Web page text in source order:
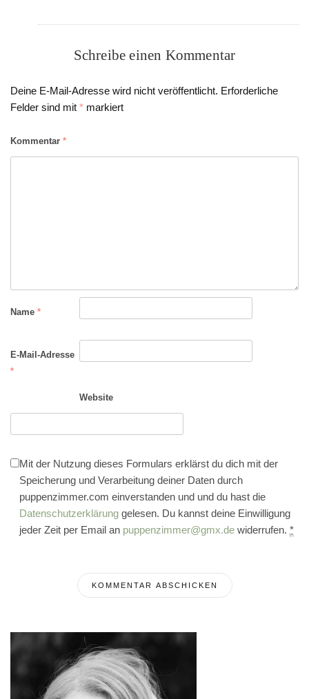
Schreibe einen Kommentar
Deine E-Mail-Adresse wird nicht veröffentlicht. Erforderliche
Felder sind mit * markiert
Kommentar *
Name *
E-Mail-Adresse
*
Website
Mit der Nutzung dieses Formulars erklärst du dich mit der
Speicherung und Verarbeitung deiner Daten durch
puppenzimmer.com einverstanden und und du hast die
Datenschutzerklärung gelesen. Du kannst deine Einwilligung
jeder Zeit per Email an puppenzimmer@gmx.de widerrufen. *